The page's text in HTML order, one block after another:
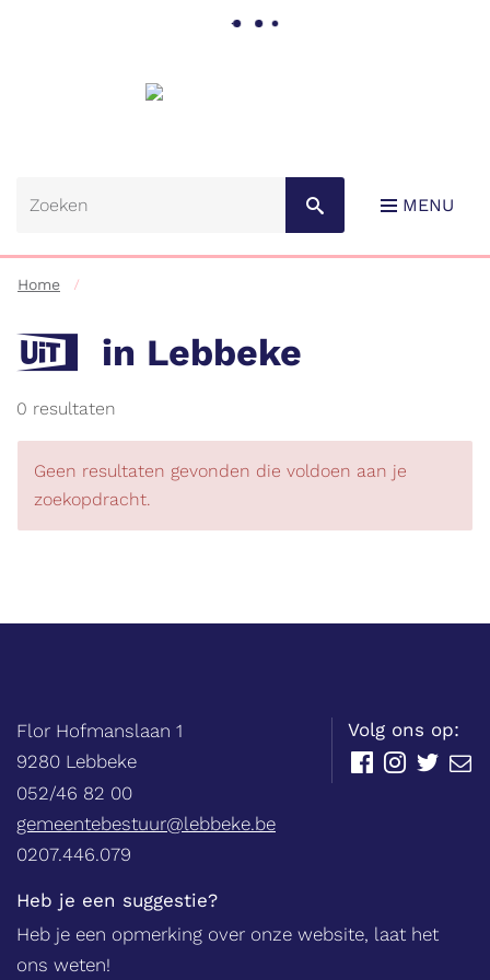
content
MENU
Home
UiT
in Lebbeke
RSS
0 resultaten
Geen resultaten gevonden die voldoen aan je
zoekopdracht.
Balie
Adres
Flor Hofmanslaan 1
,9280 Lebbeke
052/46 82 00
E-
mail
gemeentebestuur@lebbeke.be
Ondernemingsnummer
0207.446.079
Heb je een suggestie?
Heb je een opmerking over onze website, laat het
ons weten!
Volg ons op:
FacebookInstagram
Twitter
E-